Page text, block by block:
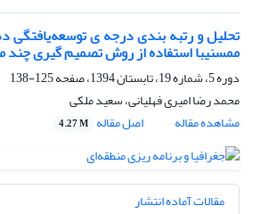
تحلیل و رتبه بندی درجه ی
ممسنیبا استفاده از روش تصمیم گیری چند
دوره 5، شماره 19، تابستان 1394، صفحه
125-138
محمد رضا امیری فهلیانی، سعید ملکی
مشاهده مقاله
اصل مقاله 4.27 M
مقالات آماده انتشار